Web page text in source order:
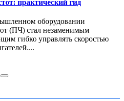
практический гид
оборудовании
(ПЧ) стал незаменимым
гибко управлять скоростью